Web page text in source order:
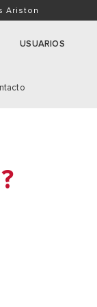
Ariston
USUARIOS